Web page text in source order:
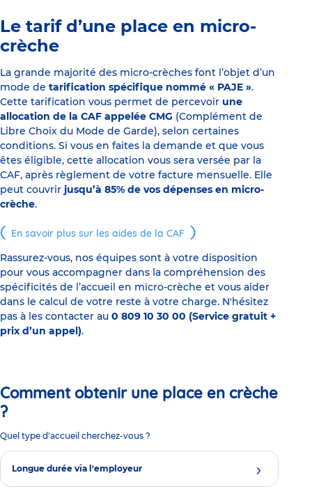
Le tarif d’une place en micro-
crèche
La grande majorité des micro-crèches font l’objet d’un
mode de tarification spécifique nommé « PAJE ».
Cette tarification vous permet de percevoir une
allocation de la CAF appelée CMG (Complément de
Libre Choix du Mode de Garde), selon certaines
conditions. Si vous en faites la demande et que vous
êtes éligible, cette allocation vous sera versée par la
CAF, après règlement de votre facture mensuelle. Elle
peut couvrir jusqu’à 85% de vos dépenses en micro-
crèche.
En savoir plus sur les aides de la CAF
Rassurez-vous, nos équipes sont à votre disposition
pour vous accompagner dans la compréhension des
spécificités de l’accueil en micro-crèche et vous aider
dans le calcul de votre reste à votre charge. N'hésitez
pas à les contacter au 0 809 10 30 00 (Service gratuit +
prix d’un appel).
Comment obtenir une place en crèche
?
Quel type d'accueil cherchez-vous ?
Longue durée via l'employeur